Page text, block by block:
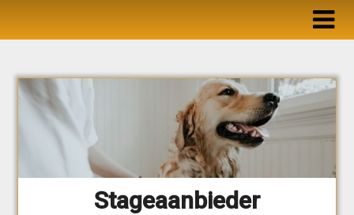
Stageaanbieder